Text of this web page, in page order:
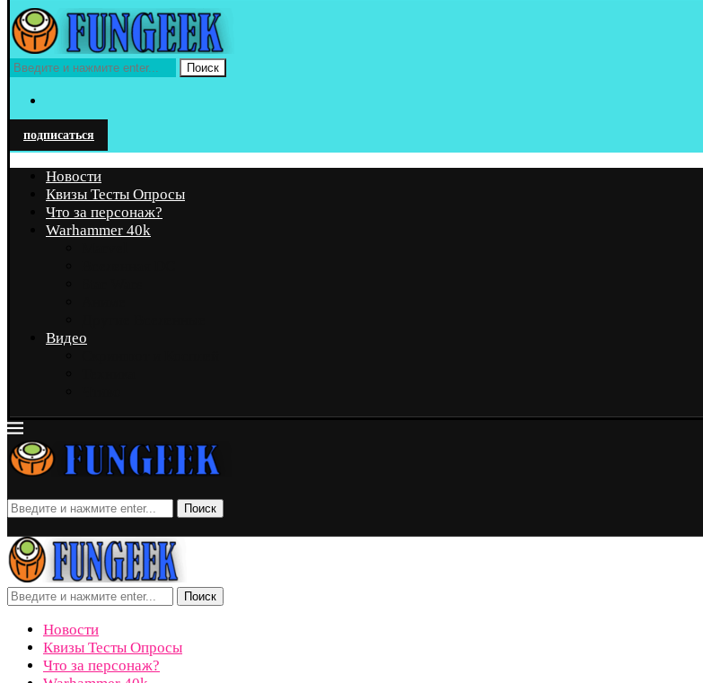
Поиск
подписаться
Новости
Квизы Тесты Опросы
Что за персонаж?
Warhammer 40k
Видео
Поиск
Поиск
Новости
Квизы Тесты Опросы
Что за персонаж?